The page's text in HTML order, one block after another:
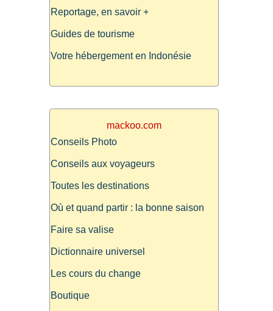
Reportage, en savoir +
Guides de tourisme
Votre hébergement en Indonésie
mackoo.com
Conseils Photo
Conseils aux voyageurs
Toutes les destinations
Où et quand partir : la bonne saison
Faire sa valise
Dictionnaire universel
Les cours du change
Boutique